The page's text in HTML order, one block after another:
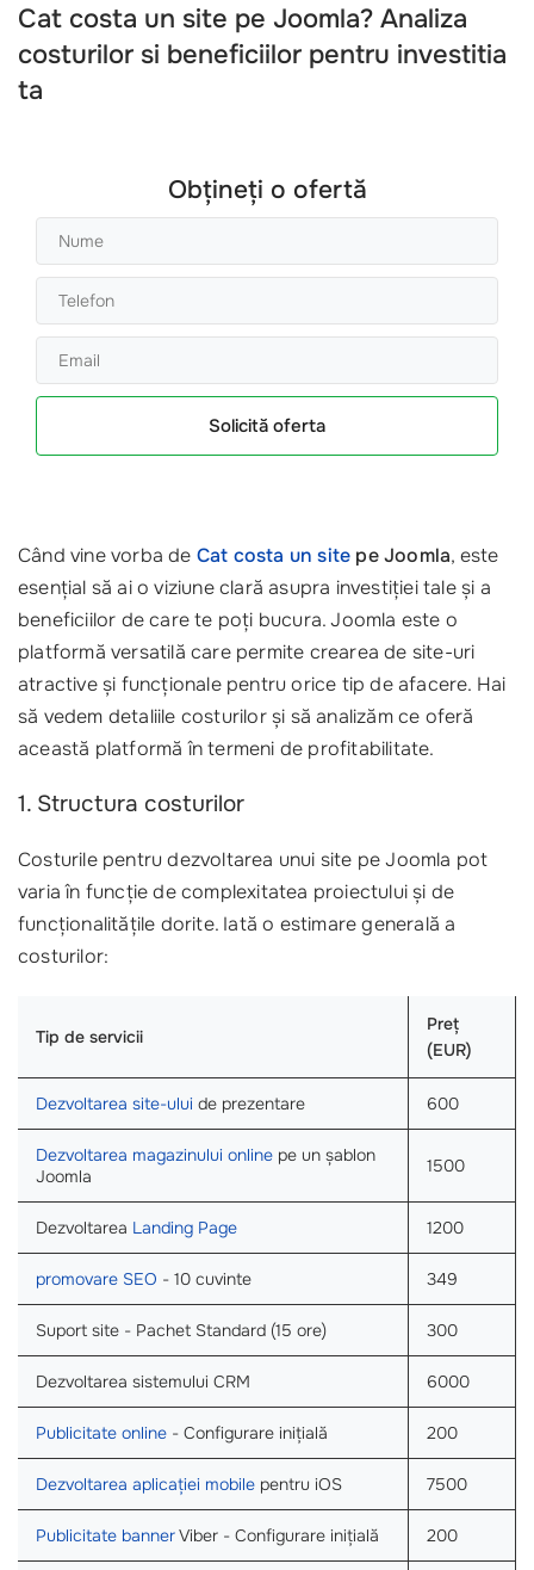
Cat costa un site pe Joomla? Analiza
costurilor si beneficiilor pentru investitia
ta
Obțineți o ofertă
Solicită oferta
Când vine vorba de Cat costa un site pe Joomla, este
esențial să ai o viziune clară asupra investiției tale și a
beneficiilor de care te poți bucura. Joomla este o
platformă versatilă care permite crearea de site-uri
atractive și funcționale pentru orice tip de afacere. Hai
să vedem detaliile costurilor și să analizăm ce oferă
această platformă în termeni de profitabilitate.
1. Structura costurilor
Costurile pentru dezvoltarea unui site pe Joomla pot
varia în funcție de complexitatea proiectului și de
funcționalitățile dorite. Iată o estimare generală a
costurilor:
Tip de servicii
Preț
(EUR)
Dezvoltarea site-ului de prezentare 600
Dezvoltarea magazinului online pe un șablon
Joomla
1500
Dezvoltarea Landing Page 1200
promovare SEO - 10 cuvinte 349
Suport site - Pachet Standard (15 ore) 300
Dezvoltarea sistemului CRM 6000
Publicitate online - Configurare inițială 200
Dezvoltarea aplicației mobile pentru iOS 7500
Publicitate bannerViber - Configurare inițială 200